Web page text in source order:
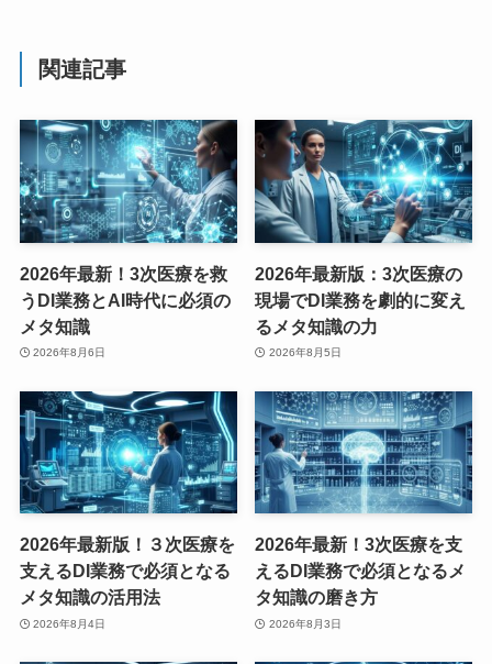
関連記事
2026年最新！3次医療を救
うDI業務とAI時代に必須の
メタ知識
2026年8月6日
2026年最新版：3次医療の
現場でDI業務を劇的に変え
るメタ知識の力
2026年8月5日
2026年最新版！３次医療を
支えるDI業務で必須となる
メタ知識の活用法
2026年8月4日
2026年最新！3次医療を支
えるDI業務で必須となるメ
タ知識の磨き方
2026年8月3日